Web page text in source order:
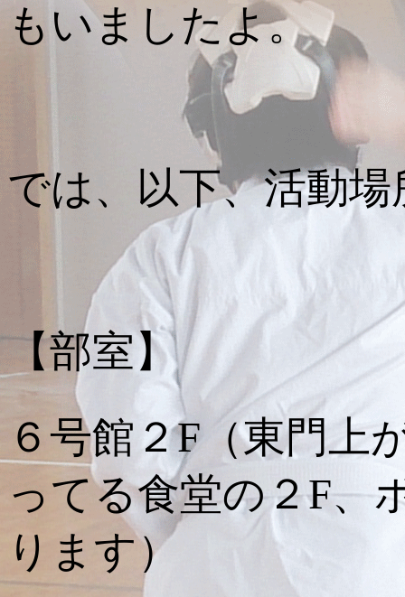
もいましたよ。
では、以下、活動
【部室】
６号館２F（東門上
ってる食堂の２F、
ります）